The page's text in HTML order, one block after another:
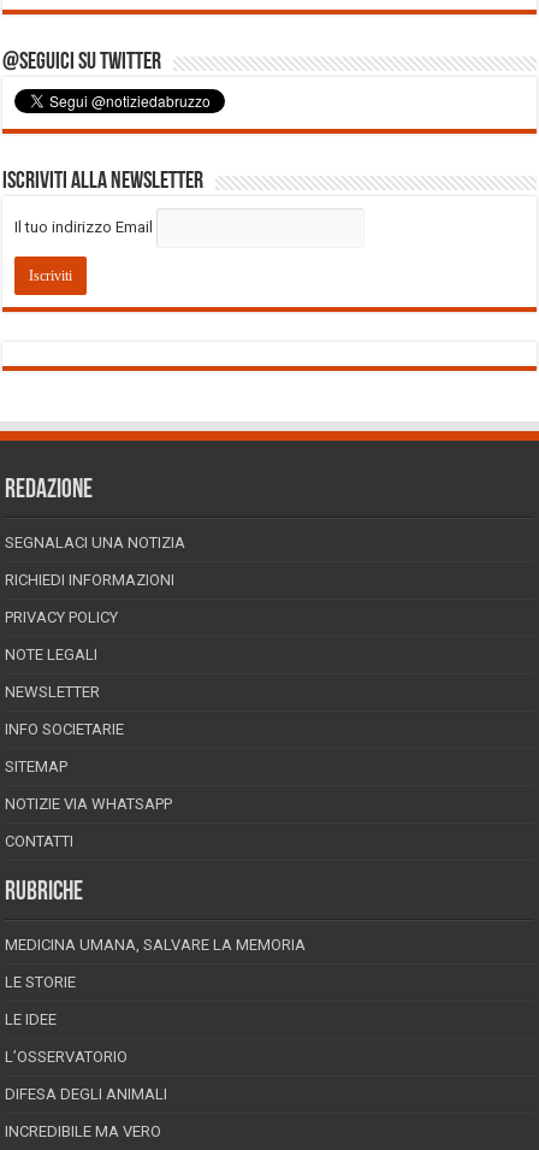
@Seguici su Twitter
Iscriviti alla Newsletter
Il tuo indirizzo Email
REDAZIONE
SEGNALACI UNA NOTIZIA
RICHIEDI INFORMAZIONI
PRIVACY POLICY
NOTE LEGALI
NEWSLETTER
INFO SOCIETARIE
SITEMAP
NOTIZIE VIA WHATSAPP
CONTATTI
RUBRICHE
MEDICINA UMANA, SALVARE LA MEMORIA
LE STORIE
LE IDEE
L’OSSERVATORIO
DIFESA DEGLI ANIMALI
INCREDIBILE MA VERO